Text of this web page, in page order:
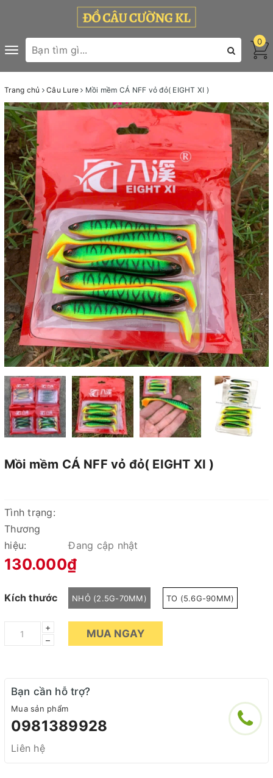
Toggle
navigation
0
Trang chủ Câu Lure Mồi mềm CÁ NFF vỏ đỏ( EIGHT XI )
Mồi mềm CÁ NFF vỏ đỏ( EIGHT XI )
Tình trạng:
Thương
hiệu:
Đang cập nhật
130.000₫
Kích thước NHỎ (2.5G-70MM) TO (5.6G-90MM)
+
–
MUA NGAY
Bạn cần hỗ trợ?
Mua sản phẩm
0981389928
Liên hệ